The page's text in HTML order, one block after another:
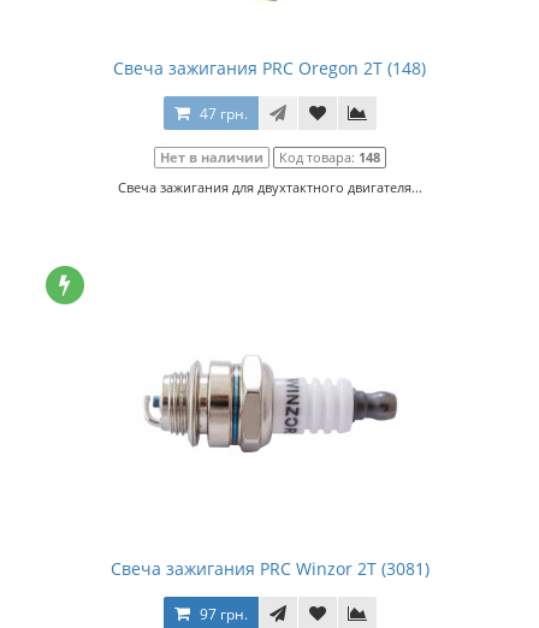
Свеча зажигания PRC Oregon 2Т (148)
47 грн.
Нет в наличии Код товара: 148
Свеча зажигания для двухтактного двигателя...
Свеча зажигания PRC Winzor 2Т (3081)
97 грн.